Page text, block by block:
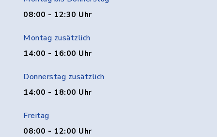
08:00 - 12:30 Uhr
Montag zusätzlich
14:00 - 16:00 Uhr
Donnerstag zusätzlich
14:00 - 18:00 Uhr
Freitag
08:00 - 12:00 Uhr